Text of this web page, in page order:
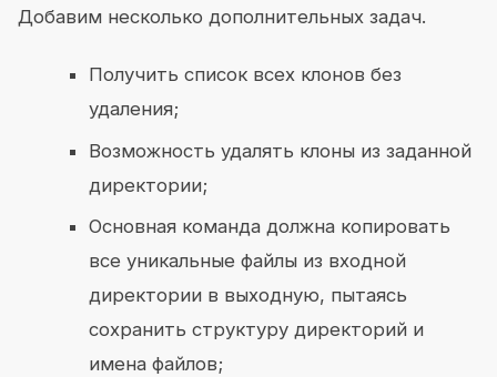
Добавим несколько дополнительных задач.
Получить список всех клонов без
удаления;
Возможность удалять клоны из заданной
директории;
Основная команда должна копировать
все уникальные файлы из входной
директории в выходную, пытаясь
сохранить структуру директорий и
имена файлов;